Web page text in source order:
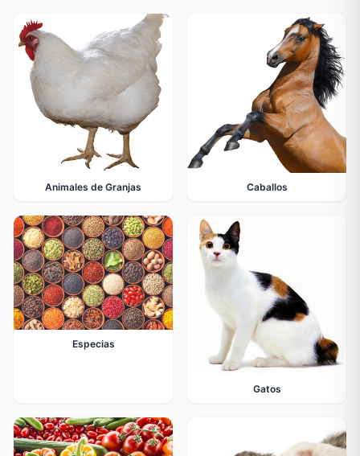
Animales de Granjas Caballos
Especias
Gatos